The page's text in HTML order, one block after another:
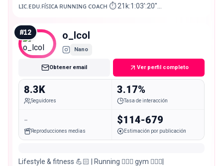
ʟɪᴄ.ᴇᴅᴜ.ꜰíꜱɪᴄᴀ ʀᴜɴɴɪɴɢ ᴄᴏᴀᴄʜ ⏱️ 21k:1:03′:20″
#12 o_lcol
Nano
Obtener email Ver perfil completo
8.3K
Seguidores
3.17%
Tasa de interacción
-
Reproducciones medias
$114-679
Estimación por publicación
Lifestyle & fitness 💪🏻 | Running 🏃🏼‍♀️ gym 🏋🏼‍♀️|